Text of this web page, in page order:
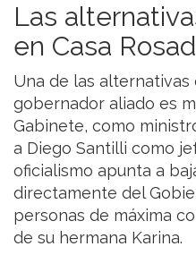
Las
en Casa
Una de las
gobernador aliado es
Gabinete, como
a Diego Santilli como
oficialismo apunta a
directamente del
personas de máxima
de su hermana Karina.